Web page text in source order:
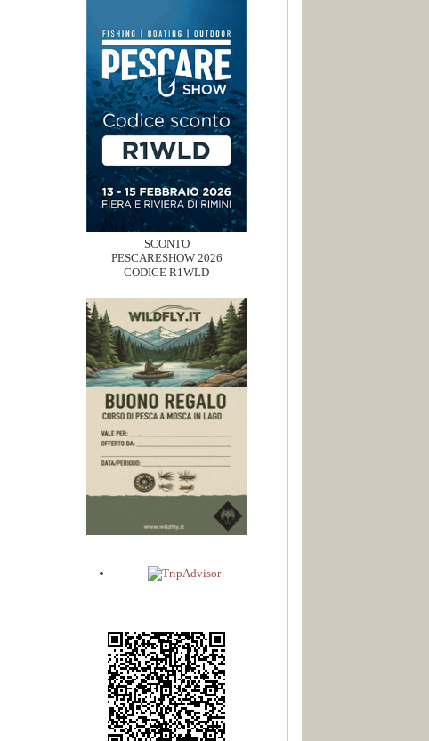
SCONTO
PESCARESHOW 2026
CODICE R1WLD